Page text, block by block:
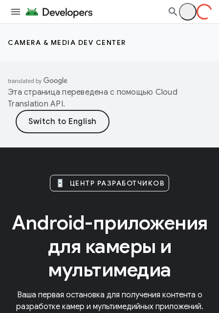
CAMERA & MEDIA DEV CENTER
Эта страница переведена с помощью Cloud
Translation API.
ЦЕНТР РАЗРАБОТЧИКОВ
Android-приложения
для камеры и
мультимедиа
Ваша первая остановка для получения контента о
разработке камер и мультимедийных приложений.